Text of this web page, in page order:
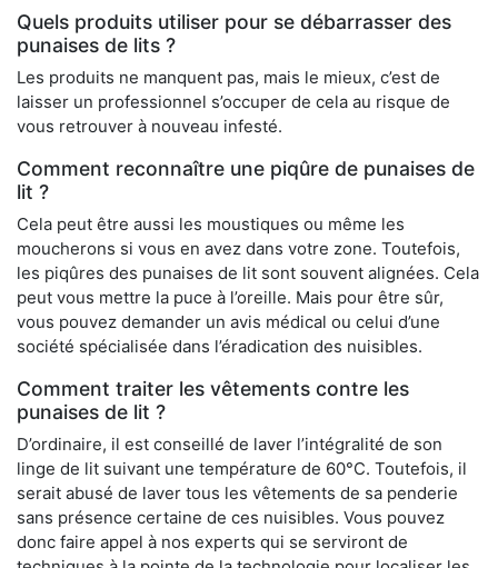
Quels produits utiliser pour se débarrasser des
punaises de lits ?
Les produits ne manquent pas, mais le mieux, c’est de
laisser un professionnel s’occuper de cela au risque de
vous retrouver à nouveau infesté.
Comment reconnaître une piqûre de punaises de
lit ?
Cela peut être aussi les moustiques ou même les
moucherons si vous en avez dans votre zone. Toutefois,
les piqûres des punaises de lit sont souvent alignées. Cela
peut vous mettre la puce à l’oreille. Mais pour être sûr,
vous pouvez demander un avis médical ou celui d’une
société spécialisée dans l’éradication des nuisibles.
Comment traiter les vêtements contre les
punaises de lit ?
D’ordinaire, il est conseillé de laver l’intégralité de son
linge de lit suivant une température de 60°C. Toutefois, il
serait abusé de laver tous les vêtements de sa penderie
sans présence certaine de ces nuisibles. Vous pouvez
donc faire appel à nos experts qui se serviront de